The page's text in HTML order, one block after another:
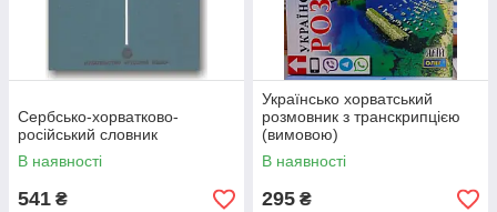
Сербсько-хорватково-
російський словник
В наявності
541 ₴
Українсько хорватський
розмовник з транскрипцією
(вимовою)
В наявності
295 ₴